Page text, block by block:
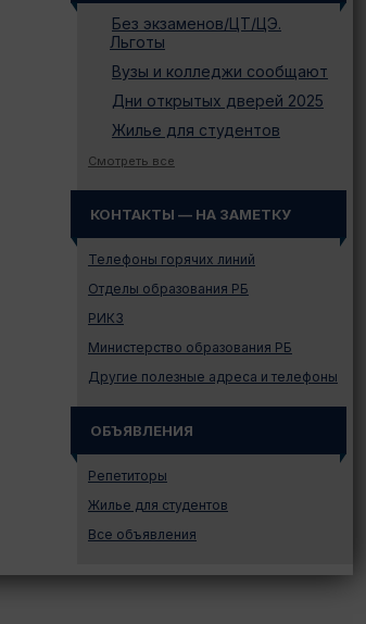
Без экзаменов/ЦТ/ЦЭ.
Льготы
Вузы и колледжи сообщают
Дни открытых дверей 2025
Жилье для студентов
Законодательство
Иностранному абитуриенту
Куда поступать на твою
специальность?
Куда поступать? — Это надо
знать!
Новости образования и не
Подготовительные курсы
Подготовка к ЦЭ и ЦТ.
Репетиторы
Поступление в вузы
Проходные баллы в вузах
Беларуси
Распределение
Смотреть все
КОНТАКТЫ — НА ЗАМЕТКУ
Телефоны горячих линий
Отделы образования РБ
РИКЗ
Министерство образования РБ
Другие полезные адреса и телефоны
ОБЪЯВЛЕНИЯ
Репетиторы
Жилье для студентов
Все объявления